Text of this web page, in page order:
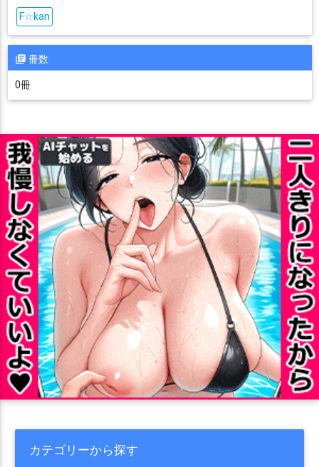
F☆kan
冊数
0冊
カテゴリーから探す